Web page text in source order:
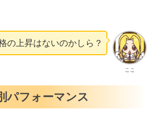
ここ
の上昇はないのかしら？
パフォーマンス